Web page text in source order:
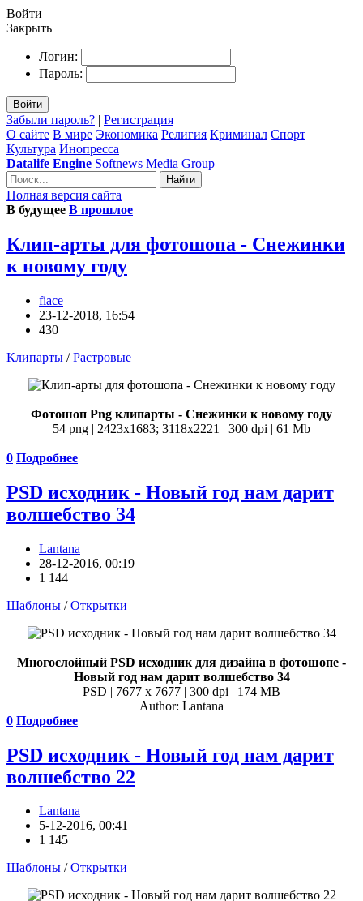
Войти
Закрыть
Логин:
Пароль:
Войти
Забыли пароль? | Регистрация
О сайте В мире Экономика Религия Криминал Спорт
Культура Инопресса
Datalife Engine Softnews Media Group
Найти
Полная версия сайта
В будущее В прошлое
Клип-арты для фотошопа - Снежинки
к новому году
fiace
23-12-2018, 16:54
430
Клипарты /Растровые
Фотошоп Png клипарты - Снежинки к новому году
54 png | 2423x1683; 3118х2221 | 300 dpi | 61 Mb
0 Подробнее
PSD исходник - Новый год нам дарит
волшебство 34
Lantana
28-12-2016, 00:19
1 144
Шаблоны /Открытки
Многослойный PSD исходник для дизайна в фотошопе -
Новый год нам дарит волшебство 34
PSD | 7677 x 7677 | 300 dpi | 174 MB
Author: Lantana
0 Подробнее
PSD исходник - Новый год нам дарит
волшебство 22
Lantana
5-12-2016, 00:41
1 145
Шаблоны /Открытки